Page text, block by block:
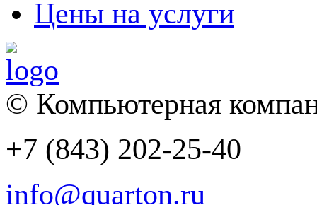
Цены на услуги
© Компьютерная
+7 (843) 202-25-40
info@quarton.ru